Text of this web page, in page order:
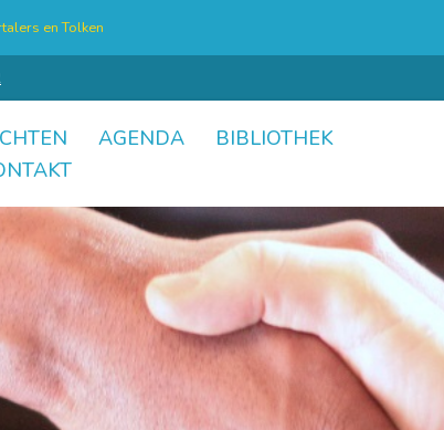
en Tolken
AGENDA
BIBLIOTHEK